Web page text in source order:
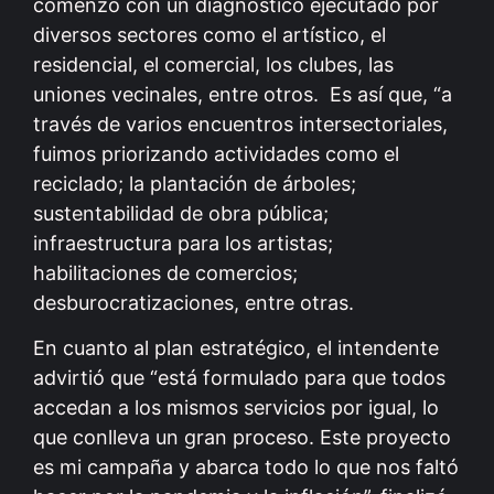
comenzó con un diagnóstico ejecutado por
diversos sectores como el artístico, el
residencial, el comercial, los clubes, las
uniones vecinales, entre otros. Es así que, “a
través de varios encuentros intersectoriales,
fuimos priorizando actividades como el
reciclado; la plantación de árboles;
sustentabilidad de obra pública;
infraestructura para los artistas;
habilitaciones de comercios;
desburocratizaciones, entre otras.
En cuanto al plan estratégico, el intendente
advirtió que “está formulado para que todos
accedan a los mismos servicios por igual, lo
que conlleva un gran proceso. Este proyecto
es mi campaña y abarca todo lo que nos faltó